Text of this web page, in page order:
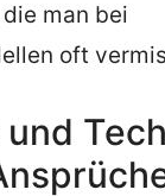
man bei
oft